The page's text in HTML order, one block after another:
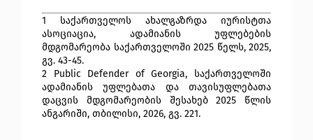
1 საქართველოს ახალგაზრდა იურისტთა
ასოციაცია, ადამიანის უფლებების
მდგომარეობა საქართველოში 2025 წელს, 2025,
გვ. 43-45.
2 Public Defender of Georgia, საქართველოში
ადამიანის უფლებათა და თავისუფლებათა
დაცვის მდგომარეობის შესახებ 2025 წლის
ანგარიში, თბილისი, 2026, გვ. 221.